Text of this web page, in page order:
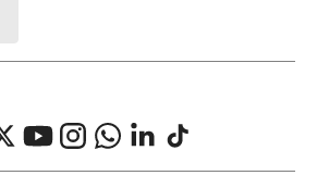
YouTubeInstagramWhatsappLinkedIn
TikTok